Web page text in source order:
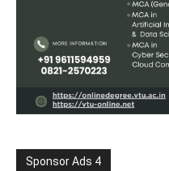
Sponsor Ads 4